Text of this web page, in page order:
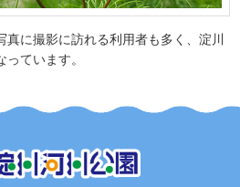
に撮影に訪れる利用者も多く、淀川
ています。